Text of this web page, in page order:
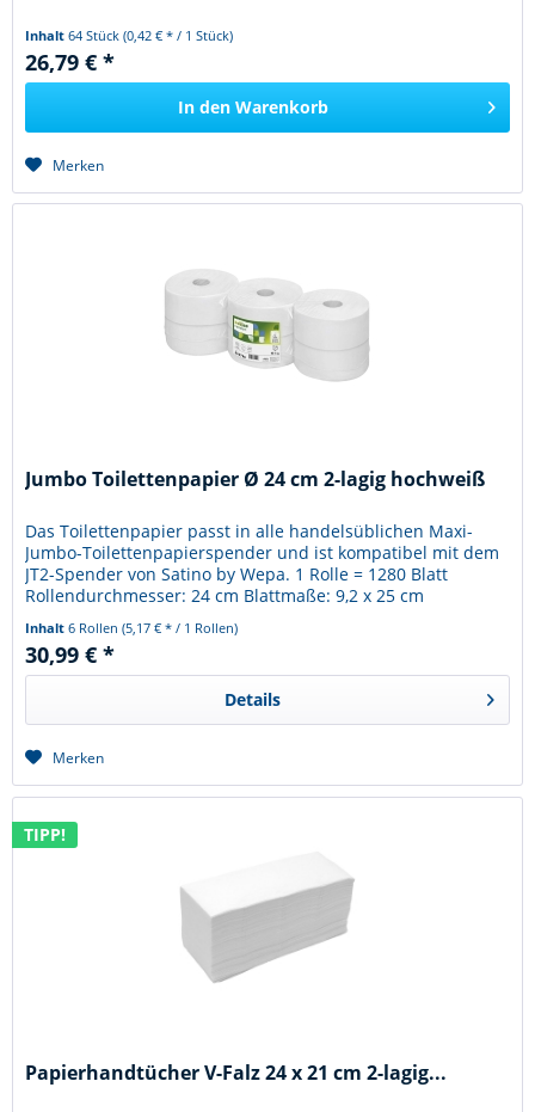
Inhalt64 Stück(0,42 € * / 1 Stück)
26,79 € *
In den Warenkorb
Merken
Jumbo Toilettenpapier Ø 24 cm 2-lagig hochweiß
Das Toilettenpapier passt in alle handelsüblichen Maxi-
Jumbo-Toilettenpapierspender und ist kompatibel mit dem
JT2-Spender von Satino by Wepa. 1 Rolle = 1280 Blatt
Rollendurchmesser: 24 cm Blattmaße: 9,2 x 25 cm
Inhalt6 Rollen(5,17 € * / 1 Rollen)
30,99 € *
Details
Merken
TIPP!
Papierhandtücher V-Falz 24 x 21 cm 2-lagig...